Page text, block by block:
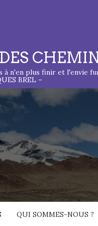
à n'en plus finir et l'envie
BREL –
QUI SOMMES-NOUS ?